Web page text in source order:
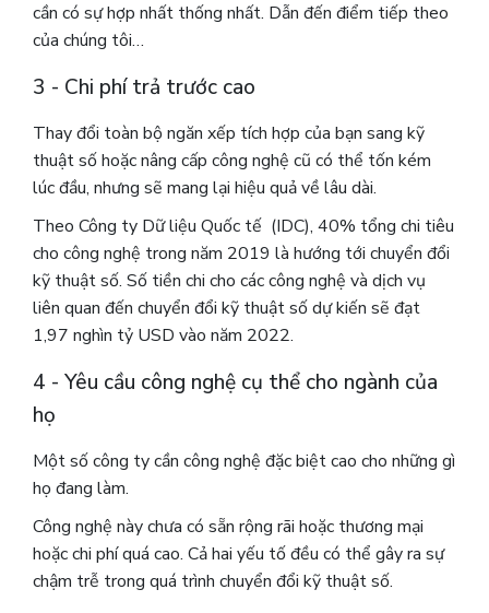
cần có sự hợp nhất thống nhất. Dẫn đến điểm tiếp theo
của chúng tôi…
3 - Chi phí trả trước cao
Thay đổi toàn bộ ngăn xếp tích hợp của bạn sang kỹ
thuật số hoặc nâng cấp công nghệ cũ có thể tốn kém
lúc đầu, nhưng sẽ mang lại hiệu quả về lâu dài.
Theo Công ty Dữ liệu Quốc tế (IDC), 40% tổng chi tiêu
cho công nghệ trong năm 2019 là hướng tới chuyển đổi
kỹ thuật số. Số tiền chi cho các công nghệ và dịch vụ
liên quan đến chuyển đổi kỹ thuật số dự kiến ​​sẽ đạt
1,97 nghìn tỷ USD vào năm 2022.
4 - Yêu cầu công nghệ cụ thể cho ngành của
họ
Một số công ty cần công nghệ đặc biệt cao cho những gì
họ đang làm.
Công nghệ này chưa có sẵn rộng rãi hoặc thương mại
hoặc chi phí quá cao. Cả hai yếu tố đều có thể gây ra sự
chậm trễ trong quá trình chuyển đổi kỹ thuật số.